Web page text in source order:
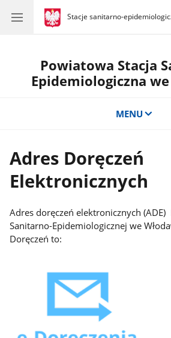
gov.pl
Stacje sanitarno-
gov.pl
Stacje
Powiatowa Stacja
Epidemiologiczna
MENU
Adres Doręczeń
Elektronicznych
Adres doręczeń elektronicznych
Sanitarno-Epidemiologicznej we
Doręczeń to: